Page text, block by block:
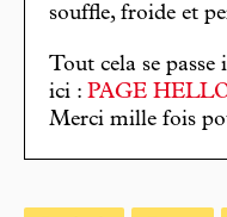
souffle, froide et
Tout cela se passe
ici : PAGE
Merci mille fois